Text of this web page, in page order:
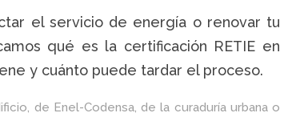
el servicio de energía o renovar tu
qué es la certificación RETIE en
y cuánto puede tardar el proceso.
de Enel-Codensa, de la curaduría urbana o